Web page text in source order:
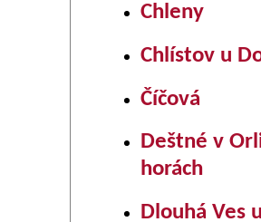
Chleny
Chlístov u
Číčová
Deštné v
horách
Dlouhá Ves